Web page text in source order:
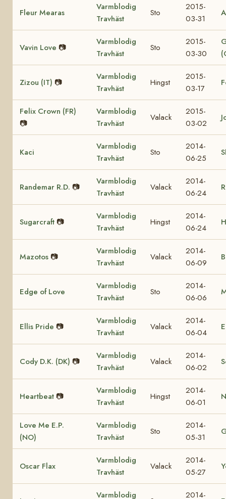
Fleur Mearas
Varmblodig
Travhäst
Sto
2015-
03-31
Vavin Love 📷
Varmblodig
Travhäst
Sto
2015-
03-30
Zizou (IT) 📷
Varmblodig
Travhäst
Hingst
2015-
03-17
Felix Crown (FR)
📷
Varmblodig
Travhäst
Valack
2015-
03-02
Kaci
Varmblodig
Travhäst
Sto
2014-
06-25
Randemar R.D. 📷
Varmblodig
Travhäst
Valack
2014-
06-24
Sugarcraft 📷
Varmblodig
Travhäst
Hingst
2014-
06-24
Mazotos 📷
Varmblodig
Travhäst
Valack
2014-
06-09
Edge of Love
Varmblodig
Travhäst
Sto
2014-
06-06
Ellis Pride 📷
Varmblodig
Travhäst
Valack
2014-
06-04
Cody D.K. (DK) 📷
Varmblodig
Travhäst
Valack
2014-
06-02
Heartbeat 📷
Varmblodig
Travhäst
Hingst
2014-
06-01
Love Me E.P.
(NO)
Varmblodig
Travhäst
Sto
2014-
05-31
Oscar Flax
Varmblodig
Travhäst
Valack
2014-
05-27
Varmblodig 2014-